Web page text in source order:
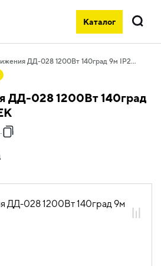
Каталог
Поиск
освещением и
Датчик движения ДД-028 1200Вт 140град 9м IP20 белый IEK
ДД-028 1200Вт 140град